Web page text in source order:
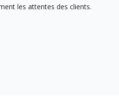
les attentes des clients.